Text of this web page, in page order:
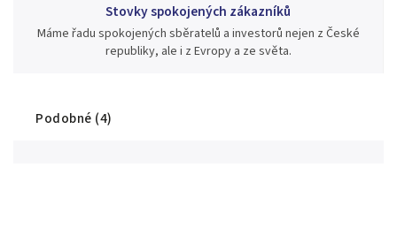
Stovky spokojených zákazníků
Máme řadu spokojených sběratelů a investorů nejen z České
republiky, ale i z Evropy a ze světa.
Podobné (4)